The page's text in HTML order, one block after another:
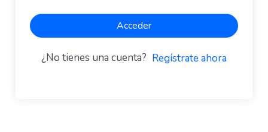
Acceder
¿No tienes una cuenta? Regístrate ahora